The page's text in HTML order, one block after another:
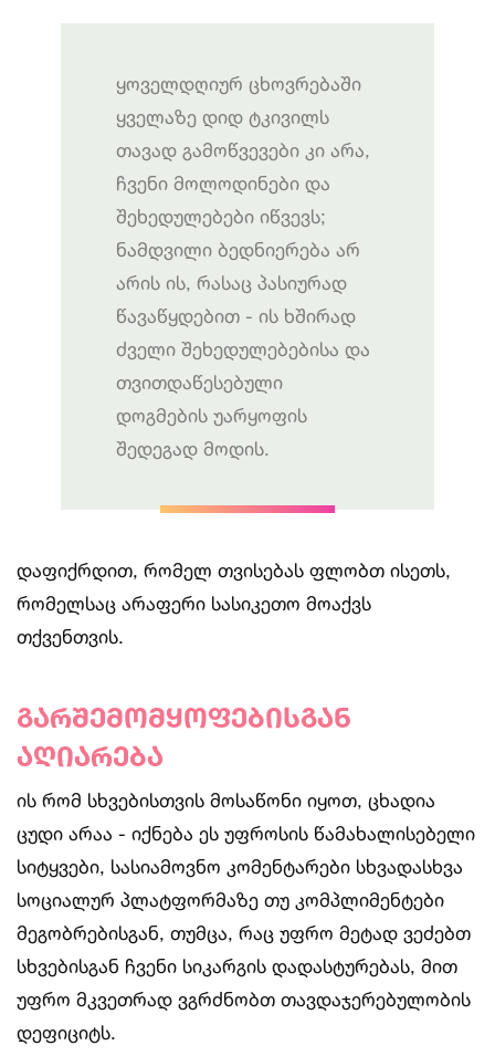
ყოველდღიურ ცხოვრებაში
ყველაზე დიდ ტკივილს
თავად გამოწვევები კი არა,
ჩვენი მოლოდინები და
შეხედულებები იწვევს;
ნამდვილი ბედნიერება არ
არის ის, რასაც პასიურად
წავაწყდებით - ის ხშირად
ძველი შეხედულებებისა და
თვითდაწესებული
დოგმების უარყოფის
შედეგად მოდის.
დაფიქრდით, რომელ თვისებას ფლობთ ისეთს,
რომელსაც არაფერი სასიკეთო მოაქვს
თქვენთვის.
გარშემომყოფებისგან
აღიარება
ის რომ სხვებისთვის მოსაწონი იყოთ, ცხადია
ცუდი არაა - იქნება ეს უფროსის წამახალისებელი
სიტყვები, სასიამოვნო კომენტარები სხვადასხვა
სოციალურ პლატფორმაზე თუ კომპლიმენტები
მეგობრებისგან, თუმცა, რაც უფრო მეტად ვეძებთ
სხვებისგან ჩვენი სიკარგის დადასტურებას, მით
უფრო მკვეთრად ვგრძნობთ თავდაჯერებულობის
დეფიციტს.